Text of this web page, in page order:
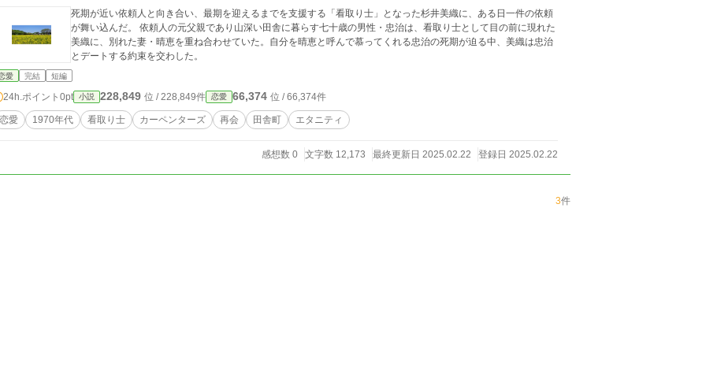
死期が近い依頼人と向き合い、最期を迎えるまでを支援する「看取り士」となった杉井美織に、ある日一件の依頼
が舞い込んだ。 依頼人の元父親であり山深い田舎に暮らす七十歳の男性・忠治は、看取り士として目の前に現れた
美織に、別れた妻・晴恵を重ね合わせていた。自分を晴恵と呼んで慕ってくれる忠治の死期が迫る中、美織は忠治
とデートする約束を交わした。
愛 完結 短編
24h.ポイント 0pt 小説 228,849 位 / 228,849件 恋愛 66,374 位 / 66,374件
恋愛 1970年代 看取り士 カーペンターズ 再会 田舎町 エタニティ
感想数 0 文字数 12,173 最終更新日 2025.02.22 登録日 2025.02.22
3件